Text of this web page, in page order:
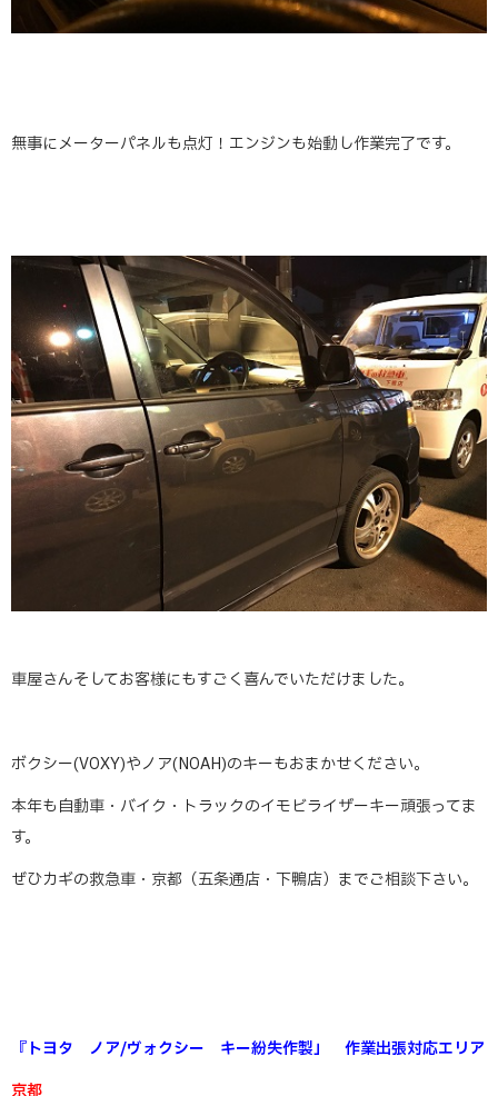
無事にメーターパネルも点灯！エンジンも始動し作業完了です。
車屋さんそしてお客様にもすごく喜んでいただけました。
ボクシー(VOXY)やノア(NOAH)のキーもおまかせください。
本年も自動車・バイク・トラックのイモビライザーキー頑張ってま
す。
ぜひカギの救急車・京都（五条通店・下鴨店）までご相談下さい。
『トヨタ ノア/ヴォクシー キー紛失作製」 作業出張対応エリア